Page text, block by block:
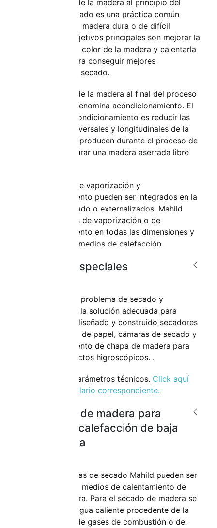
El vaporizado de la madera al principio del
proceso de secado es una práctica común
cuando se seca madera dura o de difícil
secado. Los objetivos principales son mejorar la
distribución del color de la madera y calentarla
suavemente para conseguir mejores
condiciones de secado.
El vaporizado de la madera al final del proceso
de secado se denomina acondicionamiento. El
objetivo del acondicionamiento es reducir las
tensiones transversales y longitudinales de la
madera que se producen durante el proceso de
secado y asegurar una madera aserrada libre
Los procesos de vaporización y
acondicionamiento pueden ser integrados en la
cámara de secado o externalizados. Mahild
ofrece cámaras de vaporización o de
acondicionamiento en todas las dimensiones y
para todos los medios de calefacción.
Procesos especiales
Preséntenos su problema de secado y
encontraremos la solución adecuada para
usted. Hemos diseñado y construido secadores
para productos de papel, cámaras de secado y
acondicionamiento de chapa de madera para
diversos productos higroscópicos. .
Envíenos sus parámetros técnicos. Click aquí
para ir al formulario correspondiente.
Secaderos de madera para
medios de calefacción de baja
temperatura
Todas las plantas de secado Mahild pueden ser
equipadas para medios de calentamiento de
baja temperatura. Para el secado de madera se
puede utilizar agua caliente procedente de la
condensación de gases de combustión o del